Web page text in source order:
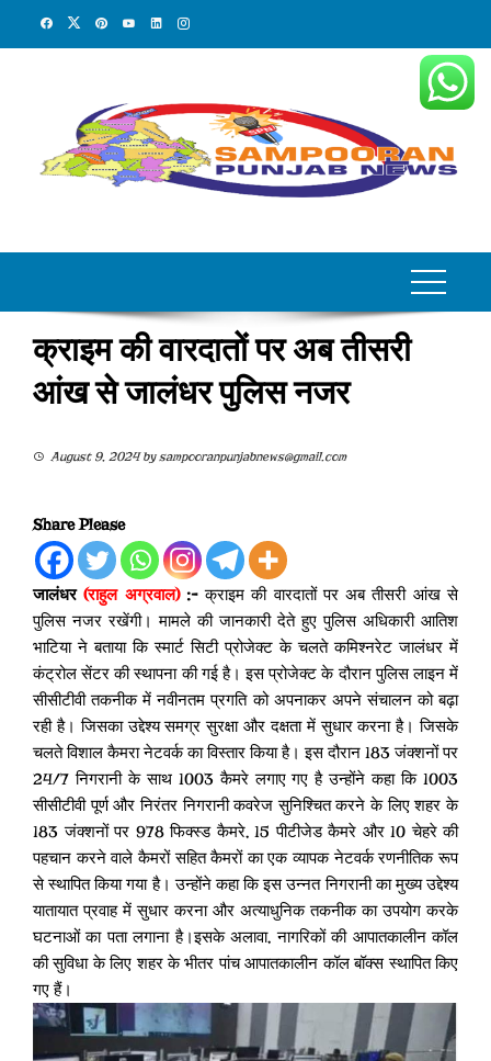
क्राइम की वारदातों पर अब तीसरी
आंख से जालंधर पुलिस नजर
August 9, 2024bysampooranpunjabnews@gmail.com
Share Please
जालंधर(राहुल अग्रवाल):-क्राइम की वारदातों पर अब तीसरी आंख से
पुलिस नजर रखेंगी। मामले की जानकारी देते हुए पुलिस अधिकारी आतिश
भाटिया ने बताया कि स्मार्ट सिटी प्रोजेक्ट के चलते कमिश्नरेट जालंधर में
कंट्रोल सेंटर की स्थापना की गई है। इस प्रोजेक्ट के दौरान पुलिस लाइन में
सीसीटीवी तकनीक में नवीनतम प्रगति को अपनाकर अपने संचालन को बढ़ा
रही है। जिसका उद्देश्य समग्र सुरक्षा और दक्षता में सुधार करना है। जिसके
चलते विशाल कैमरा नेटवर्क का विस्तार किया है। इस दौरान 183 जंक्शनों पर
24/7 निगरानी के साथ 1003 कैमरे लगाए गए है उन्होंने कहा कि 1003
सीसीटीवी पूर्ण और निरंतर निगरानी कवरेज सुनिश्चित करने के लिए शहर के
183 जंक्शनों पर 978 फिक्स्ड कैमरे, 15 पीटीजेड कैमरे और 10 चेहरे की
पहचान करने वाले कैमरों सहित कैमरों का एक व्यापक नेटवर्क रणनीतिक रूप
से स्थापित किया गया है। उन्होंने कहा कि इस उन्नत निगरानी का मुख्य उद्देश्य
यातायात प्रवाह में सुधार करना और अत्याधुनिक तकनीक का उपयोग करके
घटनाओं का पता लगाना है।इसके अलावा, नागरिकों की आपातकालीन कॉल
की सुविधा के लिए शहर के भीतर पांच आपातकालीन कॉल बॉक्स स्थापित किए
गए हैं।